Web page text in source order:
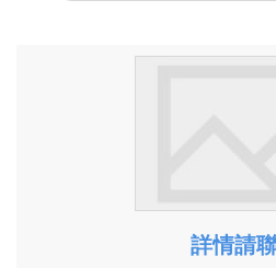
詳情請